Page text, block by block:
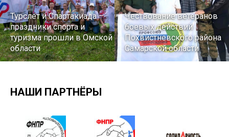
Турслет и Спартакиада –
праздники спорта и
туризма прошли в Омской
области
Чествование ветеранов
боевых действий
Похвистневского района
Самарской области
НАШИ ПАРТНЁРЫ